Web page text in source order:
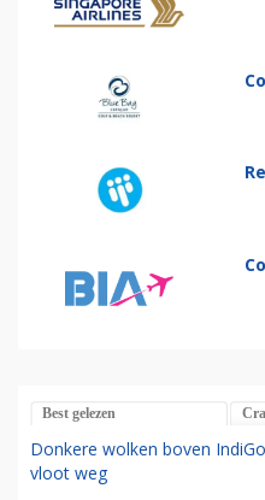
Best gelezen
Donkere wolken boven
vloot weg